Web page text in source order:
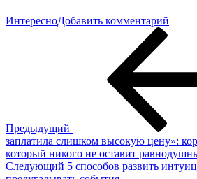
ИнтересноДобавить комментарий
Предыдущий
заплатила слишком высокую цену»:
который никого не оставит
Следующая
Следующий 5 способов развить